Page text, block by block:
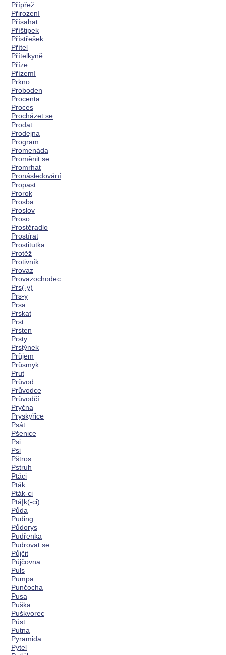
Přípřež
Přirození
Přísahat
Příštipek
Přístřešek
Přítel
Přítelkyně
Příze
Přízemí
Prkno
Proboden
Procenta
Proces
Procházet se
Prodat
Prodejna
Program
Promenáda
Proměnit se
Promrhat
Pronásledování
Propast
Prorok
Prosba
Proslov
Proso
Prostěradlo
Prostírat
Prostitutka
Protěž
Protivník
Provaz
Provazochodec
Prs(-y)
Prs-y
Prsa
Prskat
Prst
Prsten
Prsty
Prstýnek
Průjem
Průsmyk
Prut
Průvod
Průvodce
Průvodčí
Pryčna
Pryskyřice
Psát
Pšenice
Psi
Psi
Pštros
Pstruh
Ptáci
Pták
Pták-ci
Ptá|k(-ci)
Půda
Puding
Půdorys
Pudřenka
Pudrovat se
Půjčit
Půjčovna
Puls
Pumpa
Punčocha
Pusa
Puška
Puškvorec
Půst
Putna
Pyramida
Pytel